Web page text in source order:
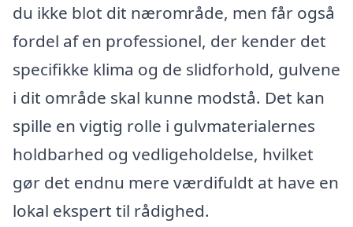
du ikke blot dit nærområde, men får også
fordel af en professionel, der kender det
specifikke klima og de slidforhold, gulvene
i dit område skal kunne modstå. Det kan
spille en vigtig rolle i gulvmaterialernes
holdbarhed og vedligeholdelse, hvilket
gør det endnu mere værdifuldt at have en
lokal ekspert til rådighed.